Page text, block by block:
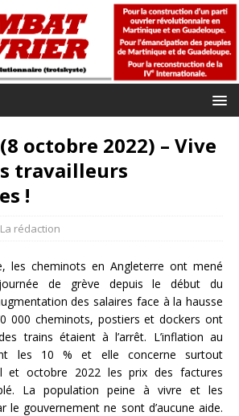
octobre 2022) – Vive
travailleurs
!
La rédaction
les cheminots en Angleterre ont mené
de grève depuis le début du
des salaires face à la hausse
000 cheminots, postiers et dockers ont
trains étaient à l’arrêt. L’inflation au
les 10 % et elle concerne surtout
et octobre 2022 les prix des factures
La population peine à vivre et les
le gouvernement ne sont d’aucune aide.